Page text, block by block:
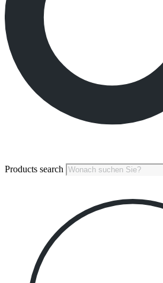
Products search